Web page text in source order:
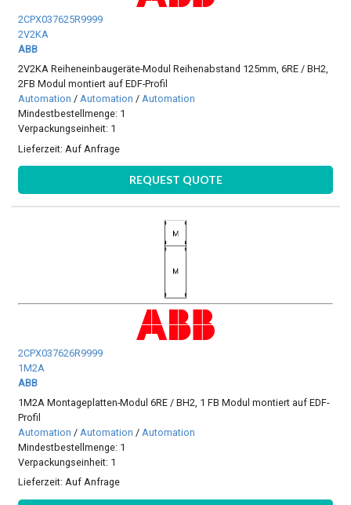
2CPX037625R9999
2V2KA
ABB
2V2KA Reiheneinbaugeräte-Modul Reihenabstand 125mm, 6RE / BH2,
2FB Modul montiert auf EDF-Profil
Automation /Automation /Automation
Mindestbestellmenge: 1
Verpackungseinheit: 1
Lieferzeit: Auf Anfrage
REQUEST QUOTE
2CPX037626R9999
1M2A
ABB
1M2A Montageplatten-Modul 6RE / BH2, 1 FB Modul montiert auf EDF-
Profil
Automation / Automation / Automation
Mindestbestellmenge: 1
Verpackungseinheit: 1
Lieferzeit:Auf Anfrage